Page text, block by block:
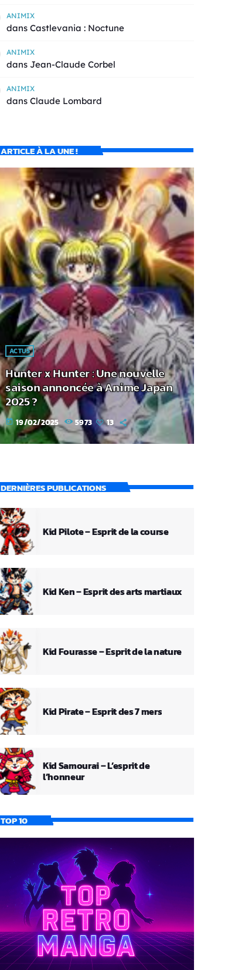
ANIMIX
dans Castlevania : Noctune
ANIMIX
dans Jean-Claude Corbel
ANIMIX
dans Claude Lombard
ARTICLE À LA UNE !
ACTUS
Hunter x Hunter : Une nouvelle
saison annoncée à Anime Japan
2025 ?
today 19/02/2025 5973 13
DERNIÈRES PUBLICATIONS
Kid Pilote – Esprit de la course
Kid Ken – Esprit des arts martiaux
Kid Fourasse – Esprit de la nature
Kid Pirate – Esprit des 7 mers
Kid Samourai – L’esprit de
l’honneur
TOP 10